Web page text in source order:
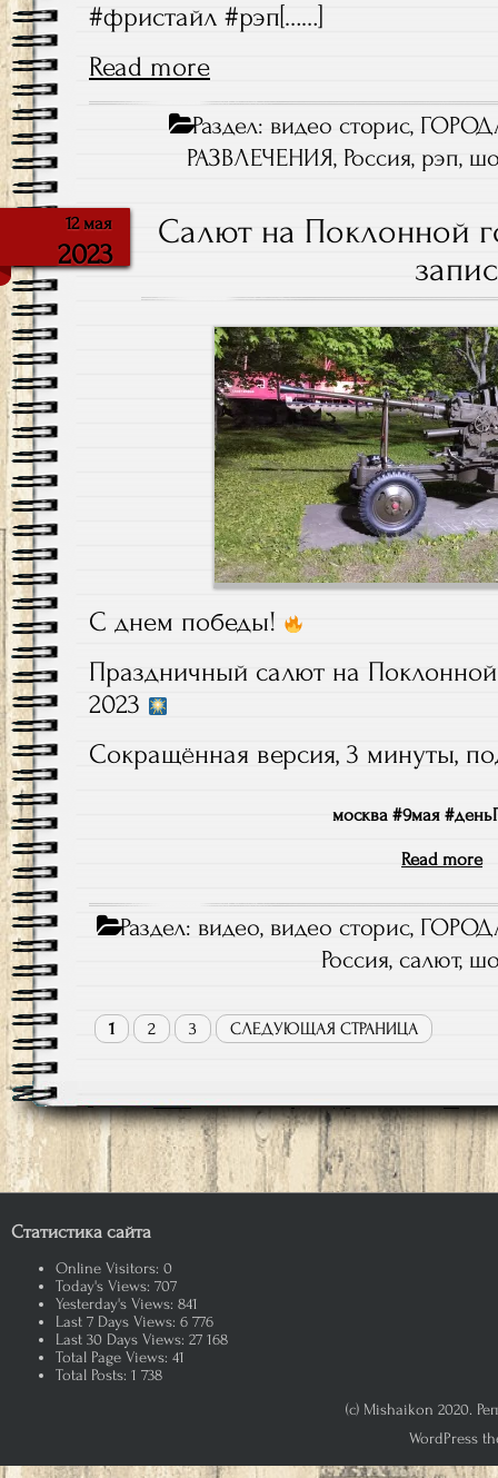
#фристайл #рэп[……]
Read more
Раздел: видео сторис,
РАЗВЛЕЧЕНИЯ, Россия, рэп,
12 мая
2023
Салют на Поклонной
С днем победы!
Праздничный салют на
2023
Сокращённая версия, 3 минуты,
москва #9мая
Read more
Раздел: видео, видео сторис,
Россия,салют,
1 2 3 СЛЕДУЮЩАЯ СТРАНИЦА
Статистика сайта
Online Visitors: 0
Today's Views: 707
Yesterday's Views: 841
Last 7 Days Views: 6 776
Last 30 Days Views: 27 168
Total Page Views: 41
Total Posts: 1 738
(c) Mishaikon 2020.
WordPress